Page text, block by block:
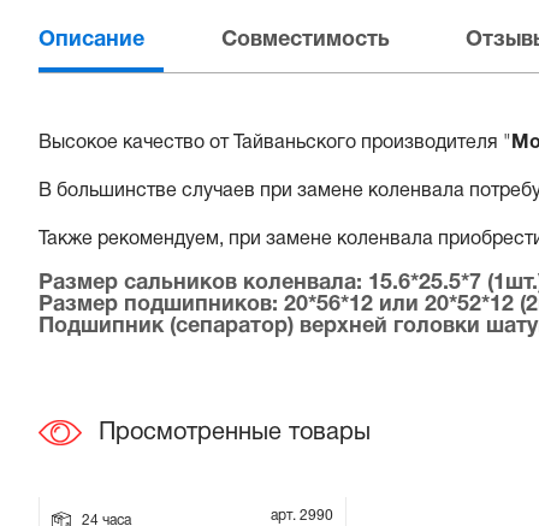
Прокладки на мотоблок
Элементы управления, тросики на мотоблок
Навесное и запчасти к нему
Описание Совместимость
Высокое качество от Тайваньского производителя "
В большинстве случаев при замене коленвала
Также рекомендуем, при замене коленвала
Размер сальников коленвала: 15.6*25.5*7
Размер подшипников: 20*56*12 или 20*52*12
Подшипник (сепаратор) верхней головки
Просмотренные товары
24 часа арт. 2990